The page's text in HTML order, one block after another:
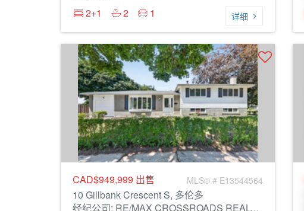
2+1
2 1 详细
CAD$949,999 出售 MLS® # E13544564
10 Gillbank Crescent S, 多伦多
经纪公司: RE/MAX CROSSROADS REALTY INC.